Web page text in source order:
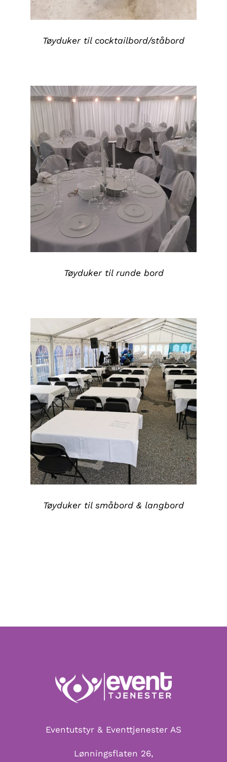
Tøyduker til cocktailbord/ståbord
DETALJER
Tøyduker til runde bord
DETALJER
Tøyduker til småbord & langbord
Eventutstyr & Eventtjenester AS
Lønningsflaten 26,